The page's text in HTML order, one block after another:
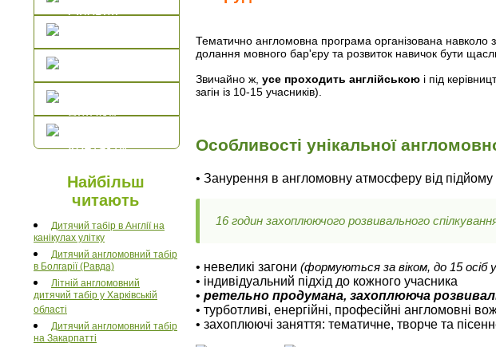
Оповіді
Відгуки
Контакти
Найбільш
читають
Дитячий табір в Англії на
канікулах улітку
Дитячий англомовний табір
в Болгарії (Равда)
Літній англомовний
дитячий табір у Харківській
області
Дитячий англомовний табір
на Закарпатті
Тематично англомовна програма організована навколо
долання мовного бар'єру та розвиток навичок бути
Звичайно ж, усе проходить англійською і під
загін із 10-15 учасників).
Особливості унікальної
• Занурення в англомовну атмосферу від підйому
16 годин захоплюючого розвивального
• невеликі загони (формуються за віком, до 15 осіб
• індивідуальний підхід до кожного учасника
• ретельно продумана, захоплююча
• турботливі, енергійні, професійні англомовні
• захоплюючі заняття: тематичне, творче та